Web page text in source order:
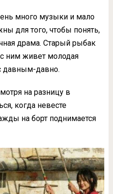
много музыки и мало
для того, чтобы понять,
драма. Старый рыбак
ним живет молодая
давным-давно.
на разницу в
когда невесте
на борт поднимается